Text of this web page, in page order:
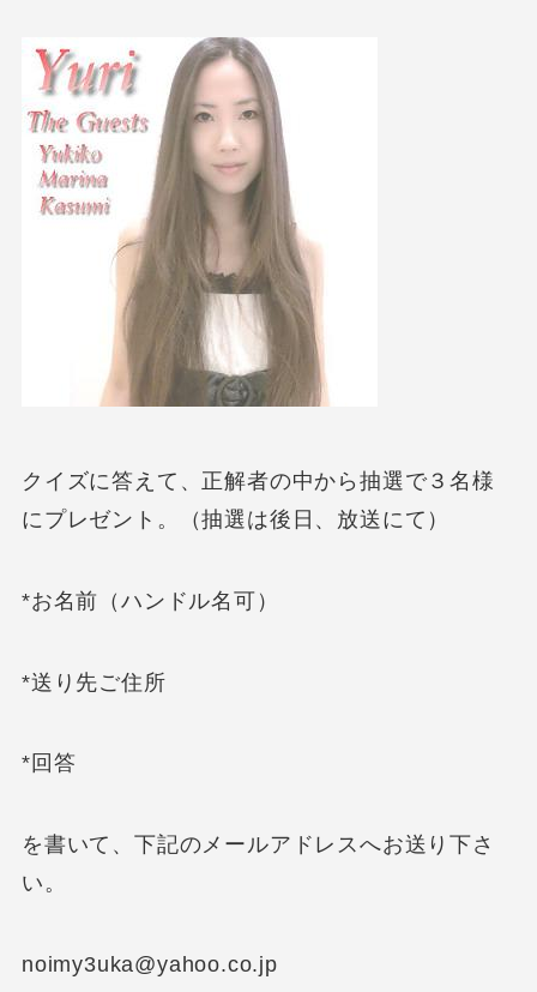
クイズに答えて、正解者の中から抽選で３名様
にプレゼント。（抽選は後日、放送にて）
*お名前（ハンドル名可）
*送り先ご住所
*回答
を書いて、下記のメールアドレスへお送り下さ
い。
noimy3uka@yahoo.co.jp